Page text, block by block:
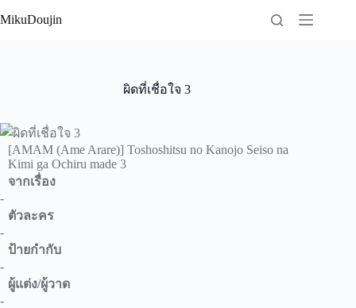
to
MikuDoujin
ผิดที่เชื่อใจ 3
[AMAM (Ame Arare)] Toshoshitsu no Kanojo Seiso na
Kimi ga Ochiru made 3
จากเรื่อง
-
ตัวละคร
-
ป้ายกำกับ
-
ผู้แต่ง/ผู้วาด
-